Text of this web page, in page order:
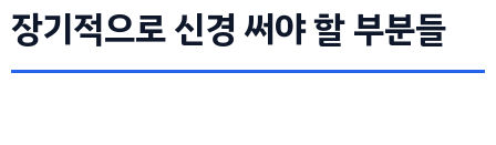
장기적으로 신경 써야 할 부분들